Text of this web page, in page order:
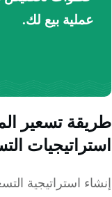
عملية بيع لك.
استراتيجية